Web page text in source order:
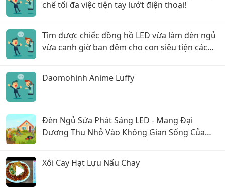
chế tối đa việc tiện tay lướt điện thoại!
Tìm được chiếc đồng hồ LED vừa làm đèn ngủ
vừa canh giờ ban đêm cho con siêu tiện các
Daomohinh Anime Luffy
Đèn Ngủ Sứa Phát Sáng LED - Mang Đại
Dương Thu Nhỏ Vào Không Gian Sống Của
Xôi Cay Hạt Lựu Nấu Chay